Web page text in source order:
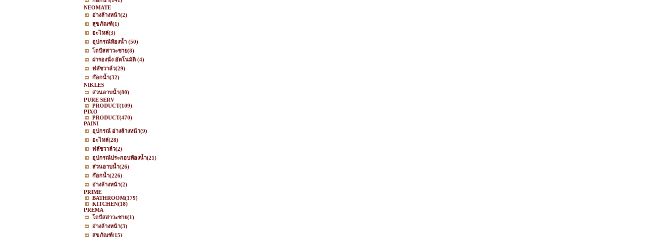
NEOMATE
อ่างล้างหน้า(2)
สุขภัณฑ์(1)
อะไหล่(3)
อุปกรณ์ห้องน้ำ (50)
โถปัสสาวะชาย(8)
ฝารองนั่ง อัตโนมัติ (4)
ฟลัชวาล์ว(29)
ก๊อกน้ำ(32)
NIKLES
ส่วนอาบน้ำ(80)
PURE SERV
PRODUCT(109)
PIXO
PRODUCT(470)
PAINI
อุปกรณ์ อ่างล้างหน้า(9)
อะไหล่(28)
ฟลัชวาล์ว(2)
อุปกรณ์ประกอบห้องน้ำ(21)
ส่วนอาบน้ำ(26)
ก๊อกน้ำ(226)
อ่างล้างหน้า(2)
PRIME
BATHROOM(179)
KITCHEN(18)
PREMA
โถปัสสาวะชาย(1)
อ่างล้างหน้า(3)
สุขภัณฑ์(15)